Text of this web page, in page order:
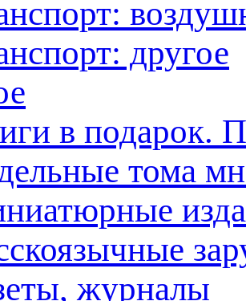
другое
в подарок.
тома
журналы